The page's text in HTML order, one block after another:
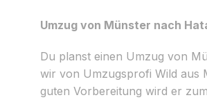
Umzug von Münster nach
Du planst einen Umzug von
wir von Umzugsprofi Wild aus
guten Vorbereitung wird er